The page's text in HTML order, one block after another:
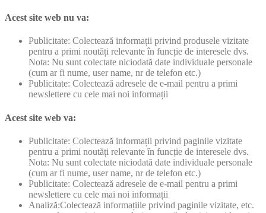
Acest site web nu va:
Publicitate: Colectează informații privind produsele vizitate
pentru a primi noutăți relevante în funcție de interesele dvs.
Nota: Nu sunt colectate niciodată date individuale personale
(cum ar fi nume, user name, nr de telefon etc.)
Publicitate: Colectează adresele de e-mail pentru a primi
newslettere cu cele mai noi informații
Acest site web va:
Publicitate: Colectează informații privind paginile vizitate
pentru a primi noutăți relevante în funcție de interesele dvs.
Nota: Nu sunt colectate niciodată date individuale personale
(cum ar fi nume, user name, nr de telefon etc.)
Publicitate: Colectează adresele de e-mail pentru a primi
newslettere cu cele mai noi informații
Analiză:Colectează informațiile privind paginile vizitate, etc.